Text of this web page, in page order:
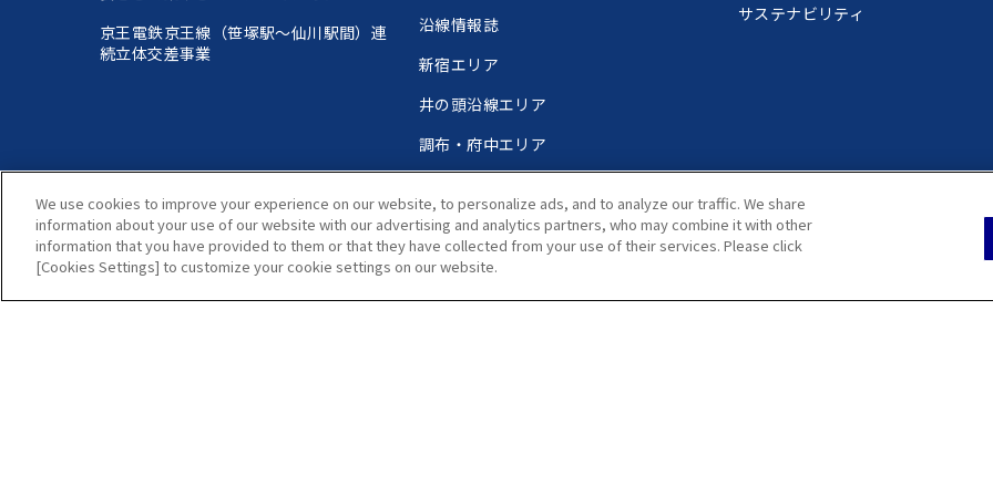
京王電鉄京王線（笹塚笹塚
駅～仙川駅間）連
続立体交差事業
沿線情報誌
新宿エリア
井の頭沿線エリア
調布・府中エリア
相模原線エリア
高尾エリア
サステナビリティ
We use cookies to improve your experience on our website, to personalize ads, and to analyze our traffic. We share
information about your use of our website with our advertising and analytics partners, who may combine it with other
information that you have provided to them or that they have collected from your use of their services. Please click
[Cookies Settings] to customize your cookie settings on our website.